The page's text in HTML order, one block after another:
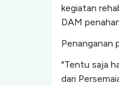
kegiatan
DAM
Penanganan
"Tentu saja
dari